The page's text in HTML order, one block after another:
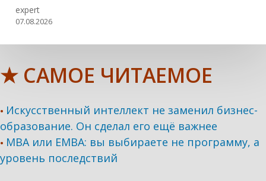
expert
07.08.2026
★ САМОЕ ЧИТАЕМОЕ
• Искусственный интеллект не заменил бизнес-
образование. Он сделал его ещё важнее
• MBA или EMBA: вы выбираете не программу, а
уровень последствий